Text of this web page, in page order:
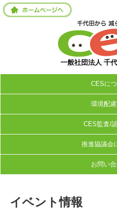
一般社団法人 千
CESに
環境配
CES監査/
推進協議会
お問い
イベント情報